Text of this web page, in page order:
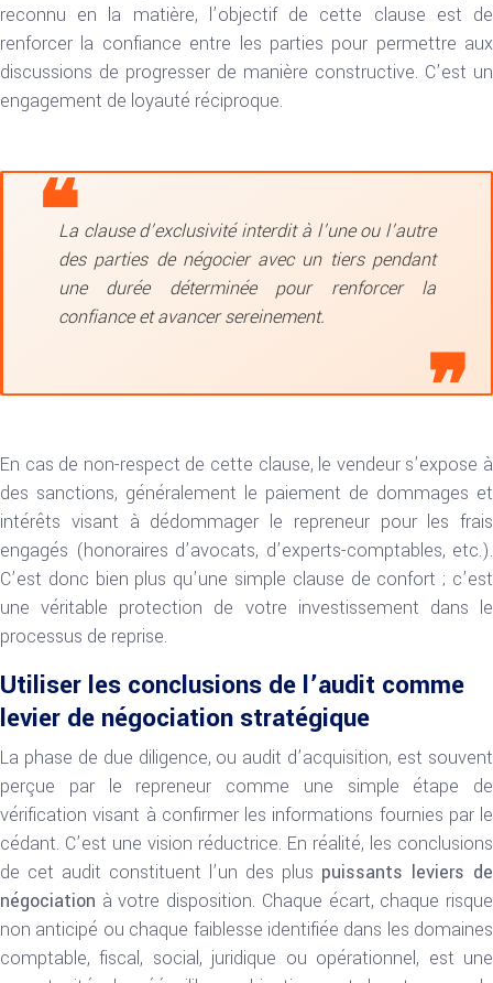
reconnu en la matière, l’objectif de cette clause est de
renforcer la confiance entre les parties pour permettre aux
discussions de progresser de manière constructive. C’est un
engagement de loyauté réciproque.
La clause d’exclusivité interdit à l’une ou l’autre
des parties de négocier avec un tiers pendant
une durée déterminée pour renforcer la
confiance et avancer sereinement.
En cas de non-respect de cette clause, le vendeur s’expose à
des sanctions, généralement le paiement de dommages et
intérêts visant à dédommager le repreneur pour les frais
engagés (honoraires d’avocats, d’experts-comptables, etc.).
C’est donc bien plus qu’une simple clause de confort ; c’est
une véritable protection de votre investissement dans le
processus de reprise.
Utiliser les conclusions de l’audit comme
levier de négociation stratégique
La phase de due diligence, ou audit d’acquisition, est souvent
perçue par le repreneur comme une simple étape de
vérification visant à confirmer les informations fournies par le
cédant. C’est une vision réductrice. En réalité, les conclusions
de cet audit constituent l’un des plus puissants leviers de
négociation à votre disposition. Chaque écart, chaque risque
non anticipé ou chaque faiblesse identifiée dans les domaines
comptable, fiscal, social, juridique ou opérationnel, est une